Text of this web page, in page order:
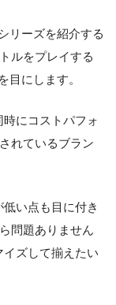
リーズを紹介する
ルをプレイする
目にします。
にコストパフォ
れているブラン
い点も目に付き
問題ありません
ズして揃えたい